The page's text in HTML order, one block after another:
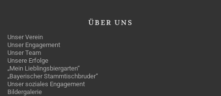
ÜBER UNS
Unser Verein
Unser Engagement
Unser Team
Unsere Erfolge
„Mein Lieblingsbiergarten“
„Bayerischer Stammtischbruder“
Unser soziales Engagement
Bildergalerie